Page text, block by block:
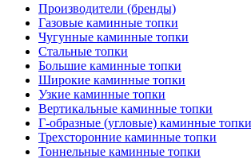
Производители (бренды)
Газовые каминные топки
Чугунные каминные топки
Стальные топки
Большие каминные топки
Широкие каминные топки
Узкие каминные топки
Вертикальные каминные топки
Г-образные (угловые) каминные топки
Трехсторонние каминные топки
Тоннельные каминные топки